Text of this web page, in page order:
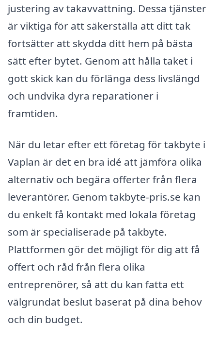
justering av takavvattning. Dessa tjänster
är viktiga för att säkerställa att ditt tak
fortsätter att skydda ditt hem på bästa
sätt efter bytet. Genom att hålla taket i
gott skick kan du förlänga dess livslängd
och undvika dyra reparationer i
framtiden.
När du letar efter ett företag för takbyte i
Vaplan är det en bra idé att jämföra olika
alternativ och begära offerter från flera
leverantörer. Genom takbyte-pris.se kan
du enkelt få kontakt med lokala företag
som är specialiserade på takbyte.
Plattformen gör det möjligt för dig att få
offert och råd från flera olika
entreprenörer, så att du kan fatta ett
välgrundat beslut baserat på dina behov
och din budget.